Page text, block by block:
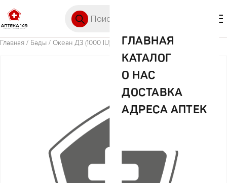
ГЛАВНАЯ
КАТАЛОГ
О НАС
ДОСТАВКА
АДРЕСА АПТЕК
Главная / Бады / Океан Д3 (1000 IU) 50 мл. ORZAX